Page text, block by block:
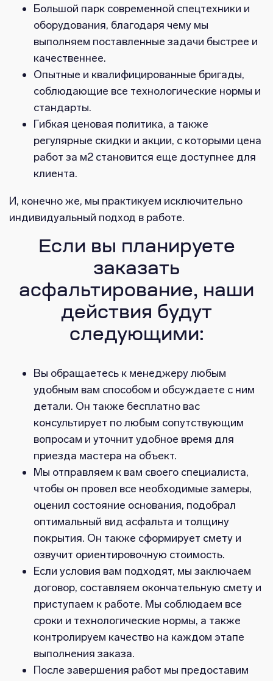
Большой парк современной спецтехники и
оборудования, благодаря чему мы
выполняем поставленные задачи быстрее и
качественнее.
Опытные и квалифицированные бригады,
соблюдающие все технологические нормы и
стандарты.
Гибкая ценовая политика, а также
регулярные скидки и акции, с которыми цена
работ за м2 становится еще доступнее для
клиента.
И, конечно же, мы практикуем исключительно
индивидуальный подход в работе.
Если вы планируете
заказать
асфальтирование, наши
действия будут
следующими:
Вы обращаетесь к менеджеру любым
удобным вам способом и обсуждаете с ним
детали. Он также бесплатно вас
консультирует по любым сопутствующим
вопросам и уточнит удобное время для
приезда мастера на объект.
Мы отправляем к вам своего специалиста,
чтобы он провел все необходимые замеры,
оценил состояние основания, подобрал
оптимальный вид асфальта и толщину
покрытия. Он также сформирует смету и
озвучит ориентировочную стоимость.
Если условия вам подходят, мы заключаем
договор, составляем окончательную смету и
приступаем к работе. Мы соблюдаем все
сроки и технологические нормы, а также
контролируем качество на каждом этапе
выполнения заказа.
После завершения работ мы предоставим